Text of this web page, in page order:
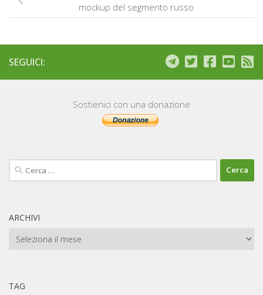
mockup del segmento russo
SEGUICI:
Sostienici con una donazione
Ricerca
per:
ARCHIVI
Archivi
TAG